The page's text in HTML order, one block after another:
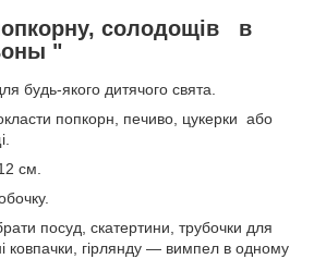
солодощів в
"
будь-якого дитячого свята.
попкорн, печиво, цукерки або
см.
посуд, скатертини, трубочки для
ковпачки, гірлянду — вимпел в одному